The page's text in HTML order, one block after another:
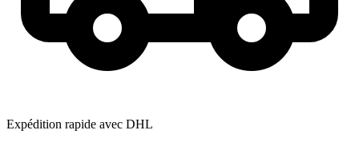
Expédition rapide avec DHL